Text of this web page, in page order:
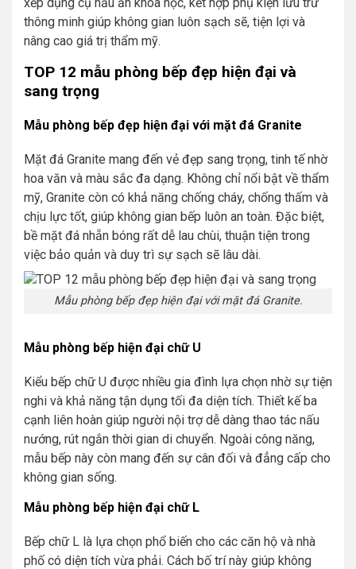
thông minh giúp không gian luôn sạch sẽ, tiện lợi và
nâng cao giá trị thẩm mỹ.
TOP 12 mẫu phòng bếp đẹp hiện đại và
sang trọng
Mẫu phòng bếp đẹp hiện đại với mặt đá Granite
Mặt đá Granite mang đến vẻ đẹp sang trọng, tinh tế nhờ
hoa văn và màu sắc đa dạng. Không chỉ nổi bật về thẩm
mỹ, Granite còn có khả năng chống cháy, chống thấm và
chịu lực tốt, giúp không gian bếp luôn an toàn. Đặc biệt,
bề mặt đá nhẵn bóng rất dễ lau chùi, thuận tiện trong
việc bảo quản và duy trì sự sạch sẽ lâu dài.
Mẫu phòng bếp đẹp hiện đại với mặt đá Granite.
Mẫu phòng bếp hiện đại chữ U
Kiểu bếp chữ U được nhiều gia đình lựa chọn nhờ sự tiện
nghi và khả năng tận dụng tối đa diện tích. Thiết kế ba
cạnh liên hoàn giúp người nội trợ dễ dàng thao tác nấu
nướng, rút ngắn thời gian di chuyển. Ngoài công năng,
mẫu bếp này còn mang đến sự cân đối và đẳng cấp cho
không gian sống.
Mẫu phòng bếp hiện đại chữ L
Bếp chữ L là lựa chọn phổ biến cho các căn hộ và nhà
phố có diện tích vừa phải. Cách bố trí này giúp không